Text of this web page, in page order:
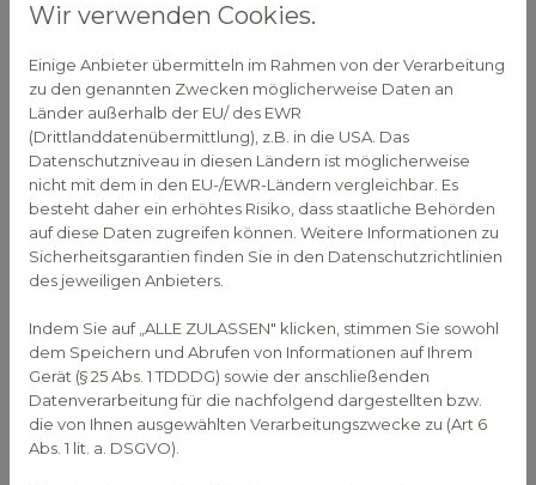
Husten mit Pflanzenkraft
lindern
01. Februar 2023
Der Winter ist Erkältungszeit. Überall schnieft und
hustet es und schnell passiert es, dass man sich mit
der lästigen Erkältung ansteckt. Husten ist dann
eines der nervigen Symptome, die uns tagsüber
schlapp machen und uns nachts den Schlaf rauben.
einer Lungenentzündung führt, muss er dringend
ärztlich behandelt werden. Allerdings kann ein
leichter Husten auch gut mit pflanzlichen Mitteln
gelindert werden.
Wir verwenden Cookies.
Einige Anbieter übermitteln im Rahmen von der Verarbeitung
zu den genannten Zwecken möglicherweise Daten an
Länder außerhalb der EU/ des EWR
(Drittlanddatenübermittlung), z.B. in die USA. Das
Datenschutzniveau in diesen Ländern ist möglicherweise
nicht mit dem in den EU-/EWR-Ländern vergleichbar. Es
besteht daher ein erhöhtes Risiko, dass staatliche Behörden
auf diese Daten zugreifen können. Weitere Informationen zu
Sicherheitsgarantien finden Sie in den Datenschutzrichtlinien
des jeweiligen Anbieters.
Indem Sie auf „ALLE ZULASSEN" klicken, stimmen Sie sowohl
dem Speichern und Abrufen von Informationen auf Ihrem
Gerät (§ 25 Abs. 1 TDDDG) sowie der anschließenden
Datenverarbeitung für die nachfolgend dargestellten bzw.
die von Ihnen ausgewählten Verarbeitungszwecke zu (Art 6
Abs. 1 lit. a. DSGVO).